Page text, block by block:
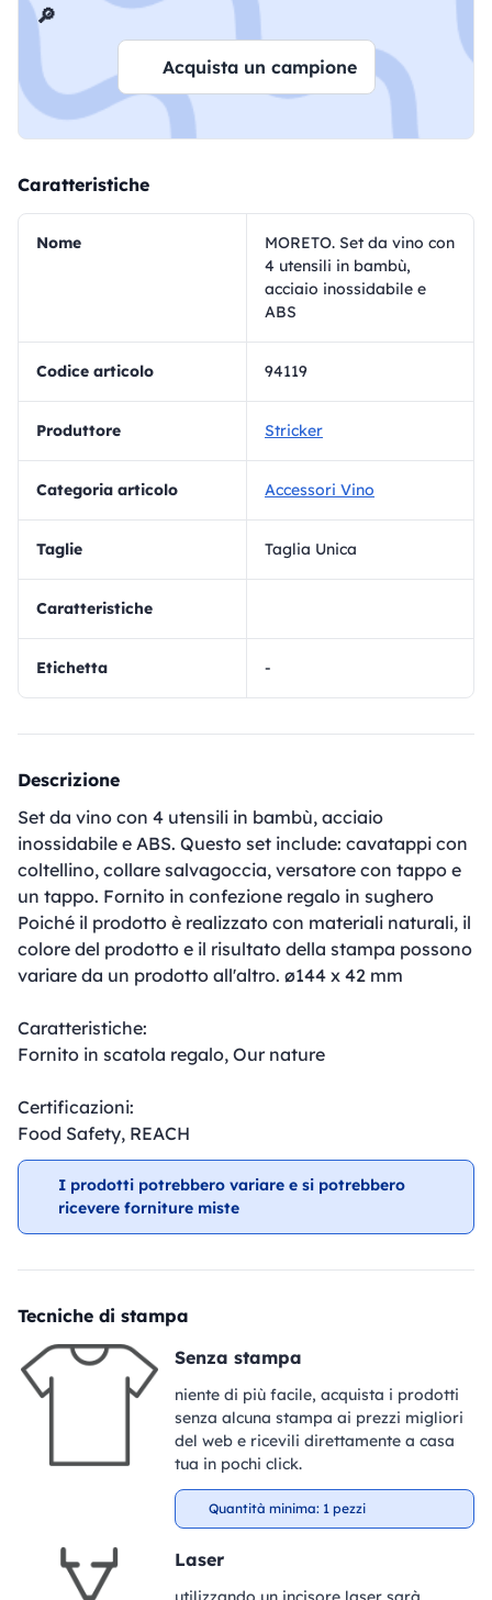
🔎
Acquista un campione
Caratteristiche
Nome
MORETO. Set da vino con
4 utensili in bambù,
acciaio inossidabile e
ABS
Codice articolo 94119
Produttore Stricker
Categoria articolo Accessori Vino
Taglie Taglia Unica
Caratteristiche
Etichetta -
Descrizione
Set da vino con 4 utensili in bambù, acciaio
inossidabile e ABS. Questo set include: cavatappi con
coltellino, collare salvagoccia, versatore con tappo e
un tappo. Fornito in confezione regalo in sughero
Poiché il prodotto è realizzato con materiali naturali, il
colore del prodotto e il risultato della stampa possono
variare da un prodotto all'altro. ø144 x 42 mm
Caratteristiche:
Fornito in scatola regalo, Our nature
Certificazioni:
Food Safety, REACH
I prodotti potrebbero variare e si potrebbero
ricevere forniture miste
Tecniche di stampa
Senza stampa
niente di più facile, acquista i prodotti
senza alcuna stampa ai prezzi migliori
del web e ricevili direttamente a casa
tua in pochi click.
Quantità minima: 1 pezzi
Laser